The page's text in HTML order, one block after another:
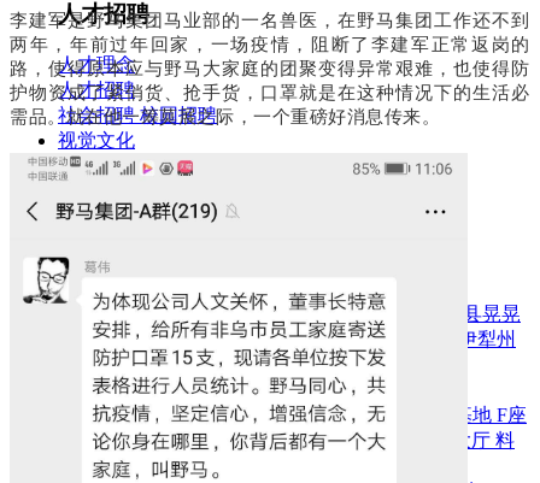
人才招聘
人才理念
人才招聘
社会招聘 校园招聘
视觉文化
全部
汗血马助力新疆文旅
伊犁州霍城古城巡游 北屯市185团巡游
伊犁霍城县晃晃
村巡游 阿勒泰北屯市巡游 阿勒泰布尔津县巡游
伊犁州
察布查尔县巡游 伊犁昭苏巡游 赛里木湖巡游
园区风采
野马美术馆
陨石 胡杨 硅化木 客房 园区 汗血马基地 F座
大厅 国家记忆A馆 国家记忆B馆 红山玉馆 酒店大厅 料
场餐厅 健身房 办公区域
李建军是野马集团马业部的一名兽医，在野马集团工作还不到
两年，年前过年回家，一场疫情，阻断了李建军正常返岗的
路，使得原本应与野马大家庭的团聚变得异常艰难，也使得防
护物资成了紧俏货、抢手货，口罩就是在这种情况下的生活必
需品。就在他一筹莫展之际，一个重磅好消息传来。